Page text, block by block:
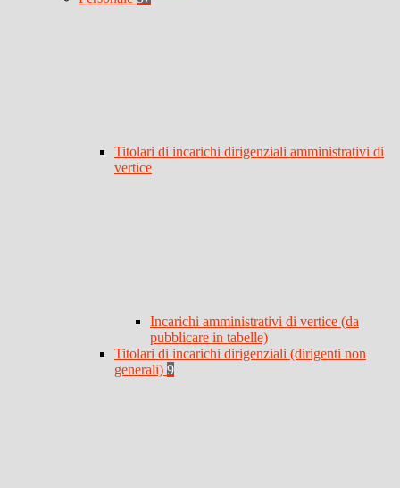
Titolari di incarichi dirigenziali amministrativi di
vertice
Incarichi amministrativi di vertice (da
pubblicare in tabelle)
Titolari di incarichi dirigenziali (dirigenti non
generali) 9